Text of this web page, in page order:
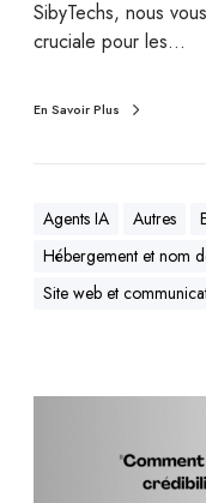
SibyTechs, nous
cruciale pour les…
En Savoir Plus
Agents IA Autres
Hébergement et nom
Site web et